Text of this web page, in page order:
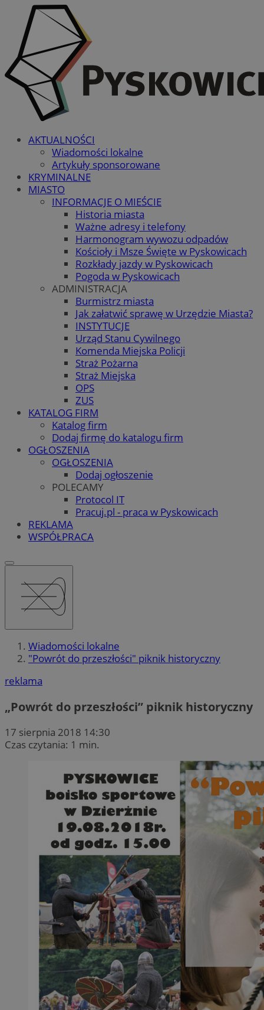
AKTUALNOŚCI
Wiadomości lokalne
Artykuły sponsorowane
KRYMINALNE
MIASTO
INFORMACJE O MIEŚCIE
Historia miasta
Ważne adresy i telefony
Harmonogram wywozu odpadów
Kościoły i Msze Święte w Pyskowicach
Rozkłady jazdy w Pyskowicach
Pogoda w Pyskowicach
ADMINISTRACJA
Burmistrz miasta
Jak załatwić sprawę w Urzędzie Miasta?
INSTYTUCJE
Urząd Stanu Cywilnego
Komenda Miejska Policji
Straż Pożarna
Straż Miejska
OPS
ZUS
KATALOG FIRM
Katalog firm
Dodaj firmę do katalogu firm
OGŁOSZENIA
OGŁOSZENIA
Dodaj ogłoszenie
POLECAMY
Protocol IT
Pracuj.pl - praca w Pyskowicach
REKLAMA
WSPÓŁPRACA
Wiadomości lokalne
"Powrót do przeszłości" piknik historyczny
reklama
„Powrót do przeszłości” piknik historyczny
17 sierpnia 2018 14:30
Czas czytania: 1 min.